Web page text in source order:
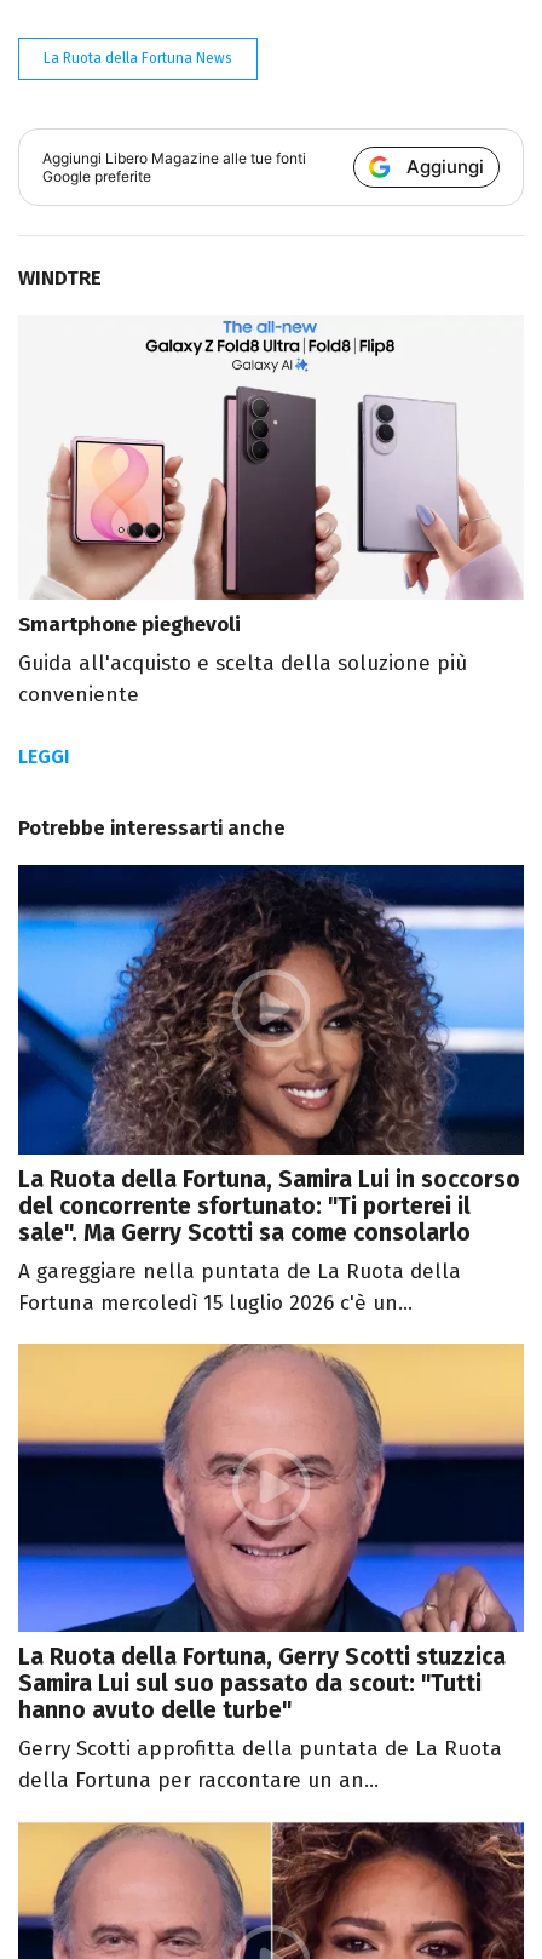
La Ruota della Fortuna News
Aggiungi Libero Magazine alle tue fonti
Google preferite
Aggiungi
WINDTRE
Smartphone pieghevoli
Guida all'acquisto e scelta della soluzione più
conveniente
LEGGI
Potrebbe interessarti anche
La Ruota della Fortuna, Samira Lui in soccorso
del concorrente sfortunato: "Ti porterei il
sale". Ma Gerry Scotti sa come consolarlo
A gareggiare nella puntata de La Ruota della
Fortuna mercoledì 15 luglio 2026 c'è un...
La Ruota della Fortuna, Gerry Scotti stuzzica
Samira Lui sul suo passato da scout: "Tutti
hanno avuto delle turbe"
Gerry Scotti approfitta della puntata de La Ruota
della Fortuna per raccontare un an...